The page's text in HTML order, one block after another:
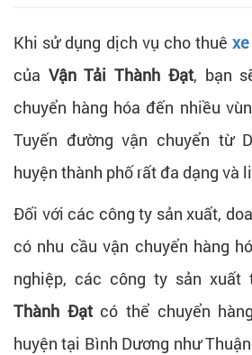
Khi sử dụng dịch vụ cho thuê
của Vận Tải Thành Đạt, bạn
chuyển hàng hóa đến nhiều
Tuyến đường vận chuyển từ
huyện thành phố rất đa dạng và
Đối với các công ty sản xuất,
có nhu cầu vận chuyển hàng
nghiệp, các công ty sản xuất
Thành Đạtcó thể chuyển
huyện tại Bình Dương như